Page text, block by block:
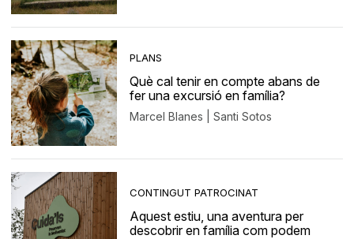
PLANS
Què cal tenir en compte abans de
fer una excursió en família?
Marcel Blanes | Santi Sotos
CONTINGUT PATROCINAT
Aquest estiu, una aventura per
descobrir en família com podem